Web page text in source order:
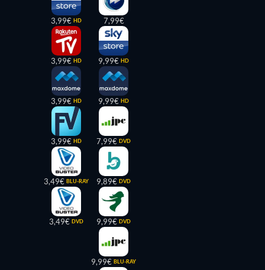
3,99€ HD
3,99€ HD
3,99€ HD
3,99€ HD
3,49€ BLU-RAY
3,49€ DVD
7,99€
9,99€ HD
9,99€ HD
7,99€ DVD
9,89€ DVD
9,99€ DVD
9,99€ BLU-RAY